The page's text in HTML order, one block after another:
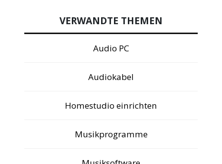
VERWANDTE THEMEN
Audio PC
Audiokabel
Homestudio einrichten
Musikprogramme